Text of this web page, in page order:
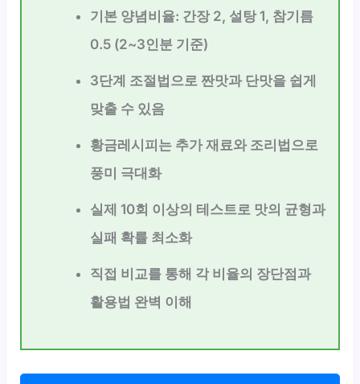
기본 양념비율: 간장 2, 설탕 1, 참기름
0.5 (2~3인분 기준)
3단계 조절법으로 짠맛과 단맛을 쉽게
맞출 수 있음
황금레시피는 추가 재료와 조리법으로
풍미 극대화
실제 10회 이상의 테스트로 맛의 균형과
실패 확률 최소화
직접 비교를 통해 각 비율의 장단점과
활용법 완벽 이해